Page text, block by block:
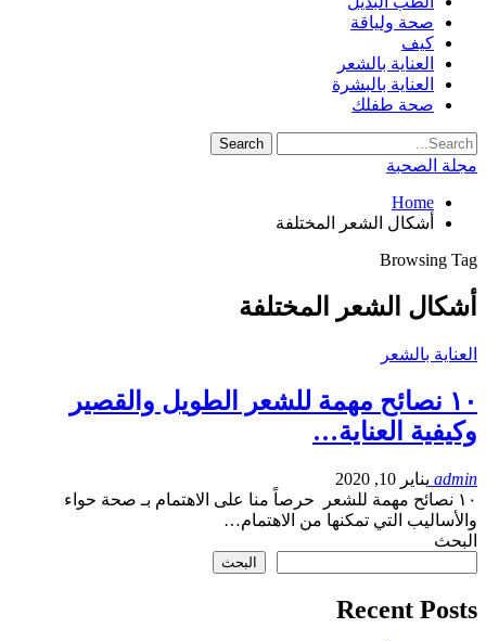
صحة ولياقة
كيف
العناية بالشعر
العناية بالبشرة
صحة طفلك
مجلة الصحبة
Home
أشكال الشعر المختلفة
Browsing Tag
أشكال الشعر المختلفة
العناية بالشعر
١٠ نصائح مهمة للشعر الطويل والقصير
وكيفية العناية…
admin يناير 10, 2020
١٠ نصائح مهمة للشعر حرصاً منا على الاهتمام بـ صحة حواء
والأساليب التي تمكنها من الاهتمام…
البحث
البحث
Recent Posts